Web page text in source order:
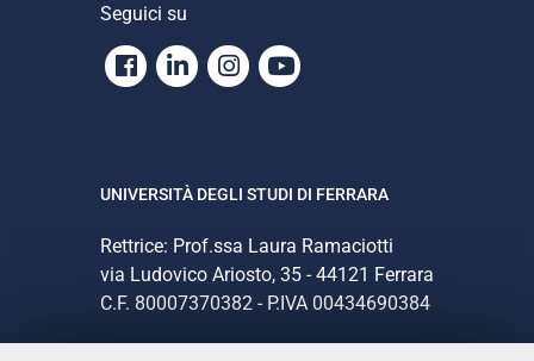
Seguici su
Facebook
LinkedinInstagram
Youtube
UNIVERSITÀ DEGLI STUDI DI FERRARA
Rettrice: Prof.ssa Laura Ramaciotti
via Ludovico Ariosto, 35 - 44121 Ferrara
C.F. 80007370382 - P.IVA 00434690384